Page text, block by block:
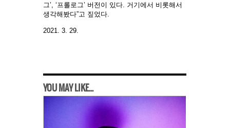
그’, ‘프롤로그’ 버전이 있다. 거기에서 비롯해서
생각해봤다”고 짚었다.
2021. 3. 29.
YOU MAY LIKE...